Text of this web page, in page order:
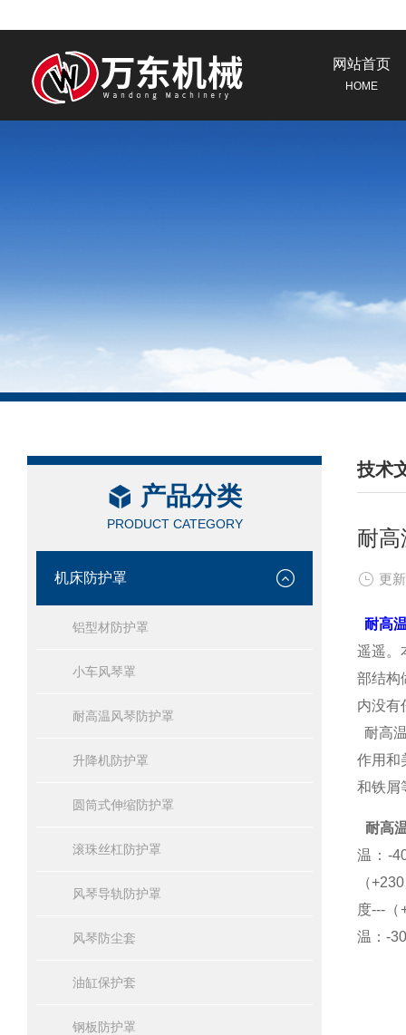
网站首页
HOME
产品分类
PRODUCT CATEGORY
机床防护罩
铝型材防护罩
小车风琴罩
耐高温风琴防护罩
升降机防护罩
圆筒式伸缩防护罩
滚珠丝杠防护罩
风琴导轨防护罩
风琴防尘套
油缸保护套
钢板防护罩
技术
/
耐
更
耐高
遥遥。
部结构
内没有
耐高
作用和
和铁屑
耐高
温：-
（
度---（
温：-